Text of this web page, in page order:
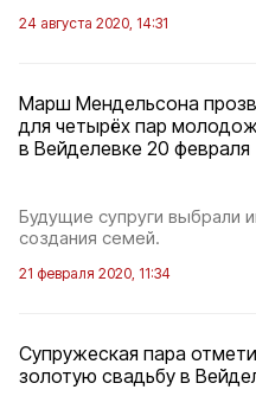
24 августа 2020, 14:31
Марш Мендельсона
для четырёх пар
в Вейделевке 20 февраля
Будущие супруги выбрали
создания семей.
21 февраля 2020, 11:34
Супружеская пара
золотую свадьбу в